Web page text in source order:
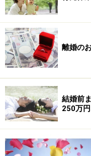
離婚の
結婚前
250万円